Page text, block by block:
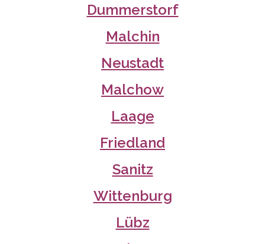
Dummerstorf
Malchin
Neustadt
Malchow
Laage
Friedland
Sanitz
Wittenburg
Lübz